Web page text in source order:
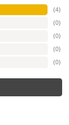
November 2025
du willst extra
wasserbasiertes
nach der
freut sich.
(4)
(0)
(0)
(0)
(0)